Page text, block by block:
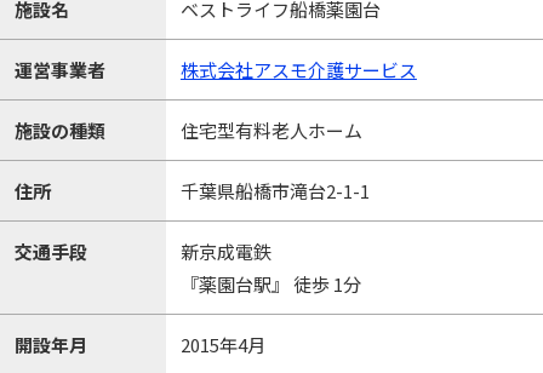
施設名 ベストライフ船橋薬園台
運営事業者 株式会社アスモ介護サービス
施設の種類 住宅型有料老人ホーム
住所 千葉県船橋市滝台2-1-1
交通手段
新京成電鉄
『薬園台駅』 徒歩 1分
開設年月 2015年4月